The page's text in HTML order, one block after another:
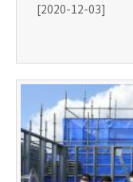
[2020-12-03]